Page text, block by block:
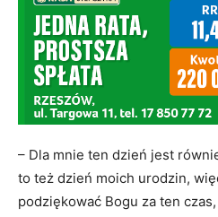
– Dla mnie ten dzień jest
to też dzień moich urodzin,
podziękować Bogu za ten